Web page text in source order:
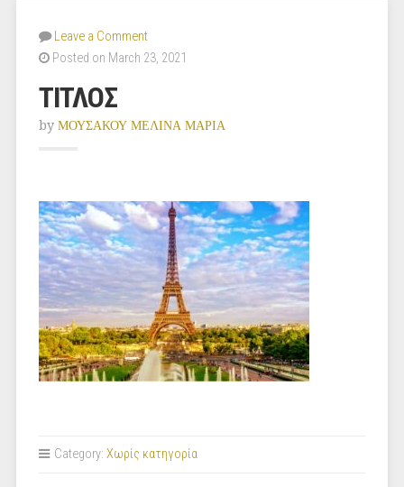
Leave a Comment
Posted on March 23, 2021
ΤΙΤΛΟΣ
by ΜΟΥΣΑΚΟΥ ΜΕΛΙΝΑ ΜΑΡΙΑ
Category: Χωρίς κατηγορία